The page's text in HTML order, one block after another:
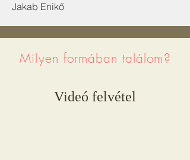
Jakab Enikő
Milyen formában találom?
Videó felvétel